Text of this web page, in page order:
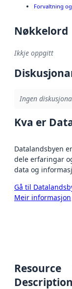
Forvaltning
Nøkkelord
Ikkje oppgitt
Ingen
Kva er
Datalandsbyen
dele erfaringar
data og
Gå til
Meir informasjon
Resource
Description